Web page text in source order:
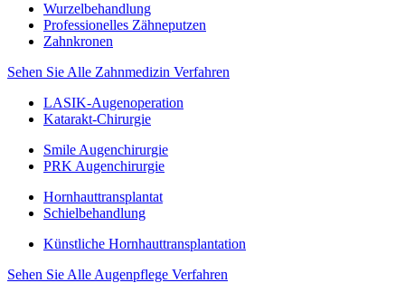
Wurzelbehandlung
Professionelles Zähneputzen
Zahnkronen
Sehen Sie Alle Zahnmedizin Verfahren
LASIK-Augenoperation
Katarakt-Chirurgie
Smile Augenchirurgie
PRK Augenchirurgie
Hornhauttransplantat
Schielbehandlung
Künstliche Hornhauttransplantation
Sehen Sie Alle Augenpflege Verfahren